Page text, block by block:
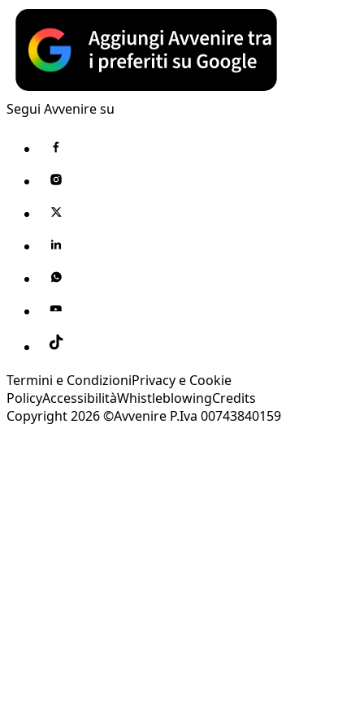
Segui Avvenire su
Termini e CondizioniPrivacy e Cookie
PolicyAccessibilitàWhistleblowingCredits
Copyright 2026 ©Avvenire P.Iva 00743840159